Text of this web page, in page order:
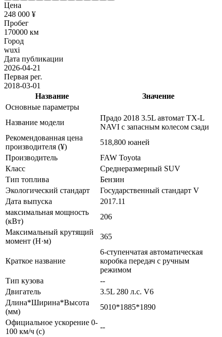
Цена
248 000 ¥
Пробег
170000 км
Город
wuxi
Дата публикации
2026-04-21
Первая рег.
2018-03-01
Название
Значение
Основные параметры
Название модели
Прадо 2018 3.5L автомат TX-L
NAVI с запасным колесом сзади
Рекомендованная цена
производителя (¥)
518,800 юаней
Производитель
FAW Toyota
Класс
Среднеразмерный SUV
Тип топлива
Бензин
Экологический стандарт
Государственный стандарт V
Дата выпуска
2017.11
максимальная мощность
(кВт)
206
Максимальный крутящий
момент (Н·м)
365
Краткое название
6-ступенчатая автоматическая
коробка передач с ручным
режимом
Тип кузова
--
Двигатель
3.5L 280 л.с. V6
Длина*Ширина*Высота
(мм)
5010*1885*1890
Официальное ускорение 0-
100 км/ч (с)
--